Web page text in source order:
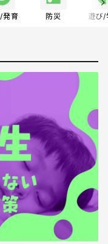
発育 防災 遊び/